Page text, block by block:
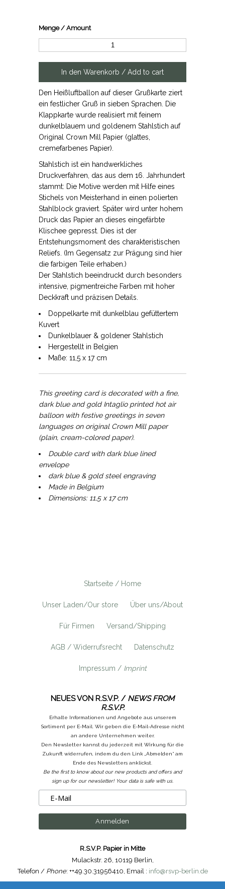
Menge / Amount
Den Heißluftballon auf dieser Grußkarte ziert
ein festlicher Gruß in sieben Sprachen. Die
Klappkarte wurde realisiert mit feinem
dunkelblauem und goldenem Stahlstich auf
Original Crown Mill Papier (glattes,
cremefarbenes Papier).
Stahlstich ist ein handwerkliches
Druckverfahren, das aus dem 16. Jahrhundert
stammt: Die Motive werden mit Hilfe eines
Stichels von Meisterhand in einen polierten
Stahlblock graviert. Später wird unter hohem
Druck das Papier an dieses eingefärbte
Klischee gepresst. Dies ist der
Entstehungsmoment des charakteristischen
Reliefs. (Im Gegensatz zur Prägung sind hier
die farbigen Teile erhaben.)
Der Stahlstich beeindruckt durch besonders
intensive, pigmentreiche Farben mit hoher
Deckkraft und präzisen Details.
Doppelkarte mit dunkelblau gefüttertem
Kuvert
Dunkelblauer & goldener Stahlstich
Hergestellt in Belgien
Maße: 11,5 x 17 cm
This greeting card is decorated with a fine,
dark blue and gold Intaglio printed hot air
balloon with festive greetings in seven
languages on original Crown Mill paper
(plain, cream-colored paper).
Double card with dark blue lined
envelope
dark blue & gold steel engraving
Made in Belgium
Dimensions: 11,5 x 17 cm
Startseite / Home
Unser Laden/Our store Über uns/About
Für Firmen Versand/Shipping
AGB / Widerrufsrecht Datenschutz
Impressum / Imprint
NEUES VON R.S.V.P. / NEWS FROM
R.S.V.P.
Erhalte Informationen und Angebote aus unserem
Sortiment per E-Mail. Wir geben die E-Mail-Adresse nicht
an andere Unternehmen weiter.
Den Newsletter kannst du jederzeit mit Wirkung für die
Zukunft widerrufen, indem du den Link „Abmelden“ am
Ende des Newsletters anklickst.
Be the first to know about our new products and offers and
sign up for our newsletter! Your data is safe with us.
R.S.V.P. Papier in Mitte
Mulackstr. 26 10119 Berlin
Telefon / Phone: ++49.30.31956410 Email : info@rsvp-berlin.de